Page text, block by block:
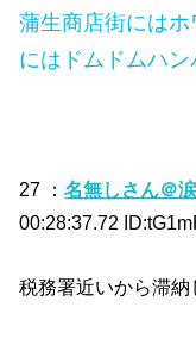
蒲生商店街には
にはドムドムハ
27 ：名無しさん＠涙
00:28:37.72
税務署近いから滞納